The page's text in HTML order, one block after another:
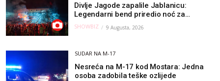
Divlje Jagode zapalile Jablanicu:
Legendarni bend priredio noć za
pamćenje
SHOWBIZ 9 Augusta, 2026
SUDAR NA M-17
Nesreća na M-17 kod Mostara: Jedna
osoba zadobila teške ozlijede